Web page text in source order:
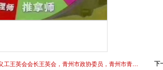
青州青城义工王英会会长王英会，青州市政协委员，青州市青城社会工作服务发展中心理事长、潍坊巾帼志愿联盟副理事长，深耕公益一线十五年的社会工作者 下